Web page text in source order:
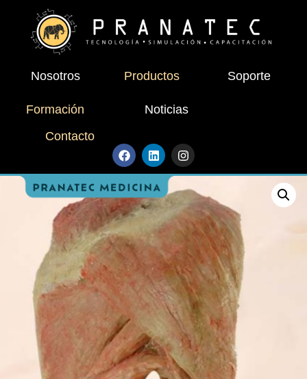
Nosotros Productos Soporte
Formación
Noticias
Contacto